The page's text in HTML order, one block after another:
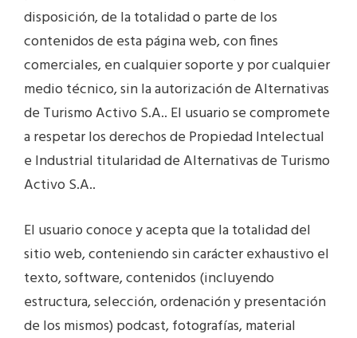
disposición, de la totalidad o parte de los
contenidos de esta página web, con fines
comerciales, en cualquier soporte y por cualquier
medio técnico, sin la autorización de Alternativas
de Turismo Activo S.A.. El usuario se compromete
a respetar los derechos de Propiedad Intelectual
e Industrial titularidad de Alternativas de Turismo
Activo S.A..
El usuario conoce y acepta que la totalidad del
sitio web, conteniendo sin carácter exhaustivo el
texto, software, contenidos (incluyendo
estructura, selección, ordenación y presentación
de los mismos) podcast, fotografías, material